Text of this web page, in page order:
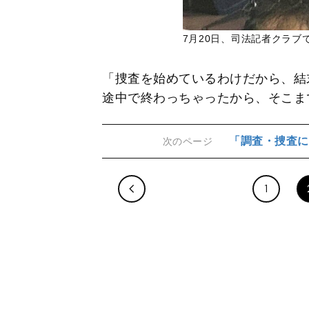
7月20日、司法記者クラブ
「捜査を始めているわけだから、
途中で終わっちゃったから、そこま
次のページ 「調査・捜査
1